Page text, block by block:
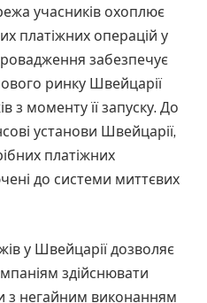
учасників охоплює
платіжних операцій у
забезпечує
ринку Швейцарії
з моменту її запуску. До
установи Швейцарії,
платіжних
до системи миттєвих
у Швейцарії дозволяє
здійснювати
з негайним виконанням